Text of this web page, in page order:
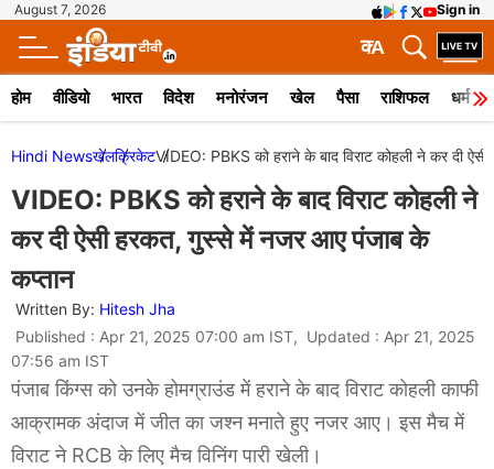
August 7, 2026 Sign in
A
क
होम वीडियो भारत विदेश मनोरंजन खेल पैसा राशिफल धर्म
Hindi Newsखेलक्रिकेटVIDEO: PBKS को हराने के बाद विराट कोहली ने कर दी
VIDEO: PBKS को हराने के बाद विराट कोहली ने
कर दी ऐसी हरकत, गुस्से में नजर आए पंजाब के
कप्तान
Written By: Hitesh Jha
Published : Apr 21, 2025 07:00 am IST, Updated : Apr 21, 2025
07:56 am IST
पंजाब किंग्स को उनके होमग्राउंड में हराने के बाद विराट कोहली काफी
आक्रामक अंदाज में जीत का जश्न मनाते हुए नजर आए। इस मैच में
विराट ने RCB के लिए मैच विनिंग पारी खेली।